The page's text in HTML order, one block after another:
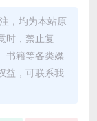
，均为本站原
时，禁止复
书籍等各类媒
益，可联系我